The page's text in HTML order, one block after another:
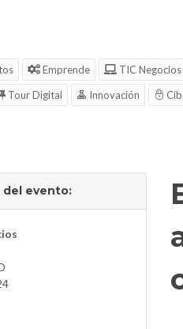
Emprende
TIC Negocios
Tour Digital Innovación
del evento: